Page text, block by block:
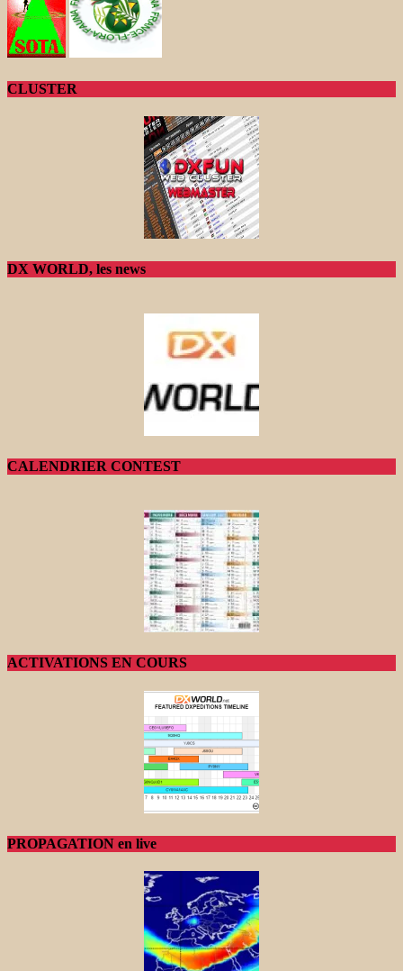
CLUSTER
DX WORLD, les news
CALENDRIER CONTEST
ACTIVATIONS EN COURS
PROPAGATION en live